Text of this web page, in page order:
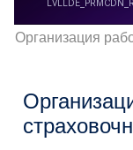
Организация